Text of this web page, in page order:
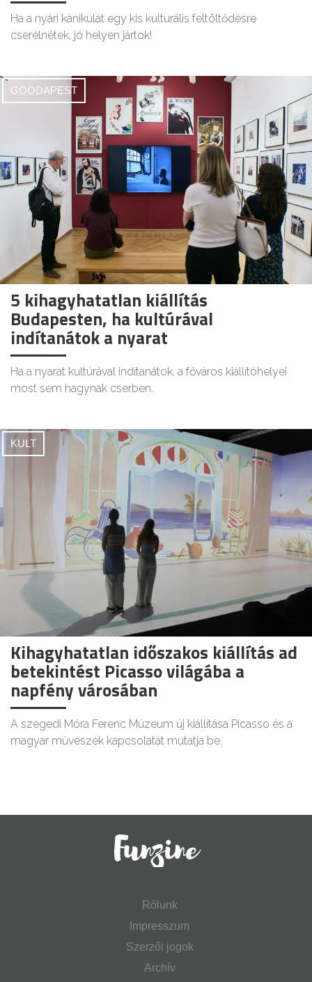
Ha a nyári kánikulát egy kis kulturális feltöltődésre
cserélnétek, jó helyen jártok!
GOODAPEST
5 kihagyhatatlan kiállítás
Budapesten, ha kultúrával
indítanátok a nyarat
Ha a nyarat kultúrával indítanátok, a főváros kiállítóhelyei
most sem hagynak cserben.
KULT
Kihagyhatatlan időszakos kiállítás ad
betekintést Picasso világába a
napfény városában
A szegedi Móra Ferenc Múzeum új kiállítása Picasso és a
magyar művészek kapcsolatát mutatja be.
Rólunk
Impresszum
Szerzői jogok
Archív